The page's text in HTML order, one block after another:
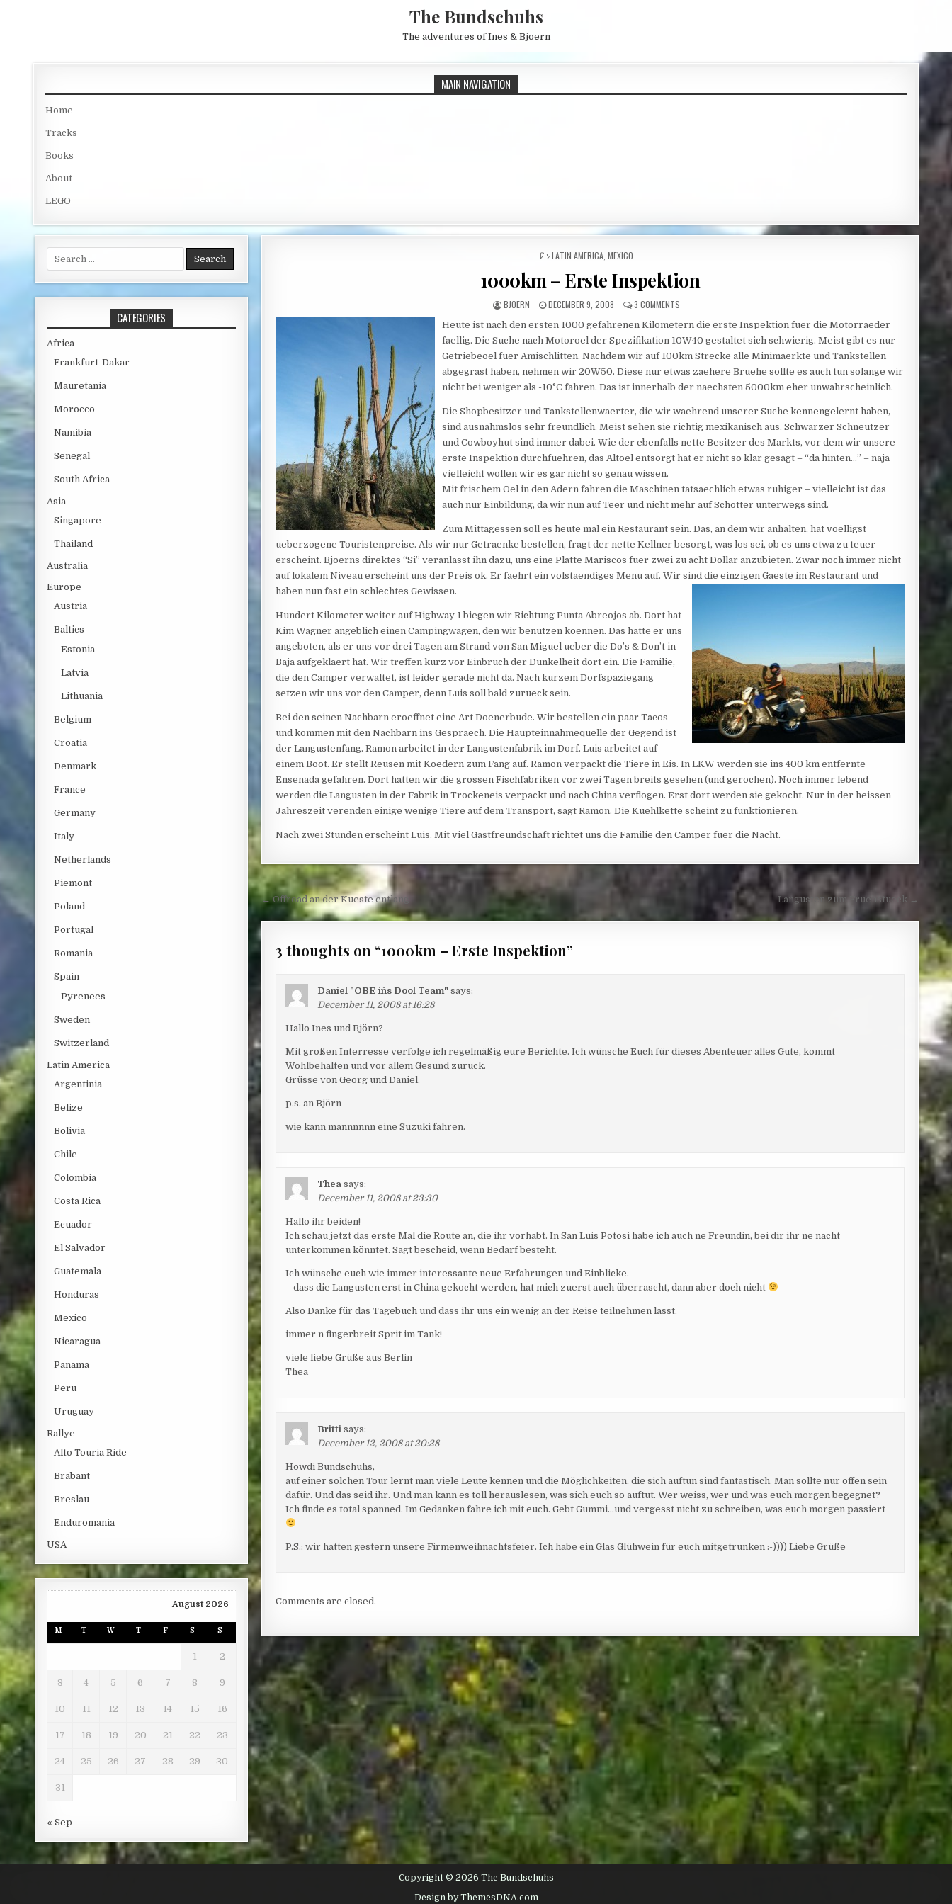
The Bundschuhs
The adventures of Ines & Bjoern
MAIN NAVIGATION
Home
Tracks
Books
About
LEGO
POSTED IN
LATIN AMERICA, MEXICO
1000km – Erste Inspektion
AUTHOR:
BJOERN PUBLISHED DATE:
DECEMBER 9, 2008 3 COMMENTS
Heute ist nach den ersten 1000 gefahrenen Kilometern die erste Inspektion fuer die Motorraeder
faellig. Die Suche nach Motoroel der Spezifikation 10W40 gestaltet sich schwierig. Meist gibt es nur
Getriebeoel fuer Amischlitten. Nachdem wir auf 100km Strecke alle Minimaerkte und Tankstellen
abgegrast haben, nehmen wir 20W50. Diese nur etwas zaehere Bruehe sollte es auch tun solange wir
nicht bei weniger als -10°C fahren. Das ist innerhalb der naechsten 5000km eher unwahrscheinlich.
Die Shopbesitzer und Tankstellenwaerter, die wir waehrend unserer Suche kennengelernt haben,
sind ausnahmslos sehr freundlich. Meist sehen sie richtig mexikanisch aus. Schwarzer Schneutzer
und Cowboyhut sind immer dabei. Wie der ebenfalls nette Besitzer des Markts, vor dem wir unsere
erste Inspektion durchfuehren, das Altoel entsorgthat er nicht so klar gesagt – “da hinten…” – naja
vielleicht wollen wir es gar nicht so genau wissen.
Mit frischem Oel in den Adern fahren die Maschinen tatsaechlich etwas ruhiger – vielleicht ist das
auch nur Einbildung, da wir nun auf Teer und nicht mehr auf Schotter unterwegs sind.
Zum Mittagessen soll es heute mal ein Restaurant sein. Das, an dem wir anhalten, hat voelligst
ueberzogene Touristenpreise. Als wir nur Getraenke bestellen, fragt der nette Kellner besorgt, was los sei, ob es uns etwa zu teuer
erscheint. Bjoerns direktes “Si” veranlasst ihn dazu, uns eine Platte Mariscos fuer zwei zu acht Dollar anzubieten. Zwar noch immer nicht
auf lokalem Niveau erscheint uns der Preis ok. Er faehrt ein volstaendiges Menu auf. Wir sind die einzigen Gaeste im Restaurant und
haben nun fast ein schlechtes Gewissen.
Hundert Kilometer weiter auf Highway 1 biegen wir Richtung Punta Abreojos ab. Dort hat
Kim Wagner angeblich einen Campingwagen, den wir benutzen koennen. Das hatte er uns
angeboten, als er uns vor drei Tagen am Strand von San Miguel ueber die Do’s & Don’t in
Baja aufgeklaert hat. Wir treffen kurz vor Einbruch der Dunkelheit dort ein. Die Familie,
die den Camper verwaltet, ist leider gerade nicht da. Nach kurzem Dorfspaziegang
setzen wir uns vor den Camper, denn Luis soll bald zurueck sein.
Bei den seinen Nachbarn eroeffnet eine Art Doenerbude. Wir bestellen ein paar Tacos
und kommen mit den Nachbarn ins Gespraech. Die Haupteinnahmequelle der Gegend ist
der Langustenfang. Ramon arbeitet in der Langustenfabrik im Dorf. Luis arbeitet auf
einem Boot. Er stellt Reusen mit Koedern zum Fang auf. Ramon verpackt die Tiere in Eis. In LKW werden sie ins 400 km entfernte
Ensenada gefahren. Dort hatten wir die grossen Fischfabriken vor zwei Tagen breits gesehen (und gerochen). Noch immer lebend
werden die Langusten in der Fabrik in Trockeneis verpackt und nach China verflogen. Erst dort werden sie gekocht. Nur in der heissen
Jahreszeit verenden einige wenige Tiere auf dem Transport, sagt Ramon. Die Kuehlkette scheint zu funktionieren.
Nach zwei Stunden erscheint Luis. Mit viel Gastfreundschaft richtet uns die Familie den Camper fuer die Nacht.
Post navigation
← Offroad an der Kueste entlang Langusten zum Fruehstueck →
3 thoughts on “1000km – Erste Inspektion”
Daniel "OBE in`s Dool Team" says:
December 11, 2008 at 16:28
Hallo Ines und Björn?
Mit großen Interresse verfolge ich regelmäßig eure Berichte. Ich wünsche Euch für dieses Abenteuer alles Gute, kommt
Wohlbehalten und vor allem Gesund zurück.
Grüsse von Georg und Daniel.
p.s. an Björn
wie kann mannnnnn eine Suzuki fahren.
Thea says:
December 11, 2008 at 23:30
Hallo ihr beiden!
Ich schau jetzt das erste Mal die Route an, die ihr vorhabt. In San Luis Potosi habe ich auch ne Freundin, bei dir ihr ne nacht
unterkommen könntet. Sagt bescheid, wenn Bedarf besteht.
Ich wünsche euch wie immer interessante neue Erfahrungen und Einblicke.
– dass die Langusten erst in China gekocht werden, hat mich zuerst auch überrascht, dann aber doch nicht
Also Danke für das Tagebuch und dass ihr uns ein wenig an der Reise teilnehmen lasst.
immer n fingerbreit Sprit im Tank!
viele liebe Grüße aus Berlin
Thea
Britti says:
December 12, 2008 at 20:28
Howdi Bundschuhs,
auf einer solchen Tour lernt man viele Leute kennen und die Möglichkeiten, die sich auftun sind fantastisch. Man sollte nur offen sein
dafür. Und das seid ihr. Und man kann es toll herauslesen, was sich euch so auftut. Wer weiss, wer und was euch morgen begegnet?
Ich finde es total spanned. Im Gedanken fahre ich mit euch. Gebt Gummi…und vergesst nicht zu schreiben, was euch morgen passiert
P.S.: wir hatten gestern unsere Firmenweihnachtsfeier. Ich habe ein Glas Glühwein für euch mitgetrunken :-)))) Liebe Grüße
Comments are closed.
Search for:
CATEGORIES
Africa
Frankfurt-Dakar
Mauretania
Morocco
Namibia
Senegal
South Africa
Asia
Singapore
Thailand
Australia
Europe
Austria
Baltics
Estonia
Latvia
Lithuania
Belgium
Croatia
Denmark
France
Germany
Italy
Netherlands
Piemont
Poland
Portugal
Romania
Spain
Pyrenees
Sweden
Switzerland
Latin America
Argentinia
Belize
Bolivia
Chile
Colombia
Costa Rica
Ecuador
El Salvador
Guatemala
Honduras
Mexico
Nicaragua
Panama
Peru
Uruguay
Rallye
Alto Touria Ride
Brabant
Breslau
Enduromania
USA
August 2026
M T W T F S S
1 2
3 4 5 6 7 8 9
10 11 12 13 14 15 16
17 18 19 20 21 22 23
24 25 26 27 28 29 30
31
« Sep
Copyright © 2026 The Bundschuhs
Design by ThemesDNA.com